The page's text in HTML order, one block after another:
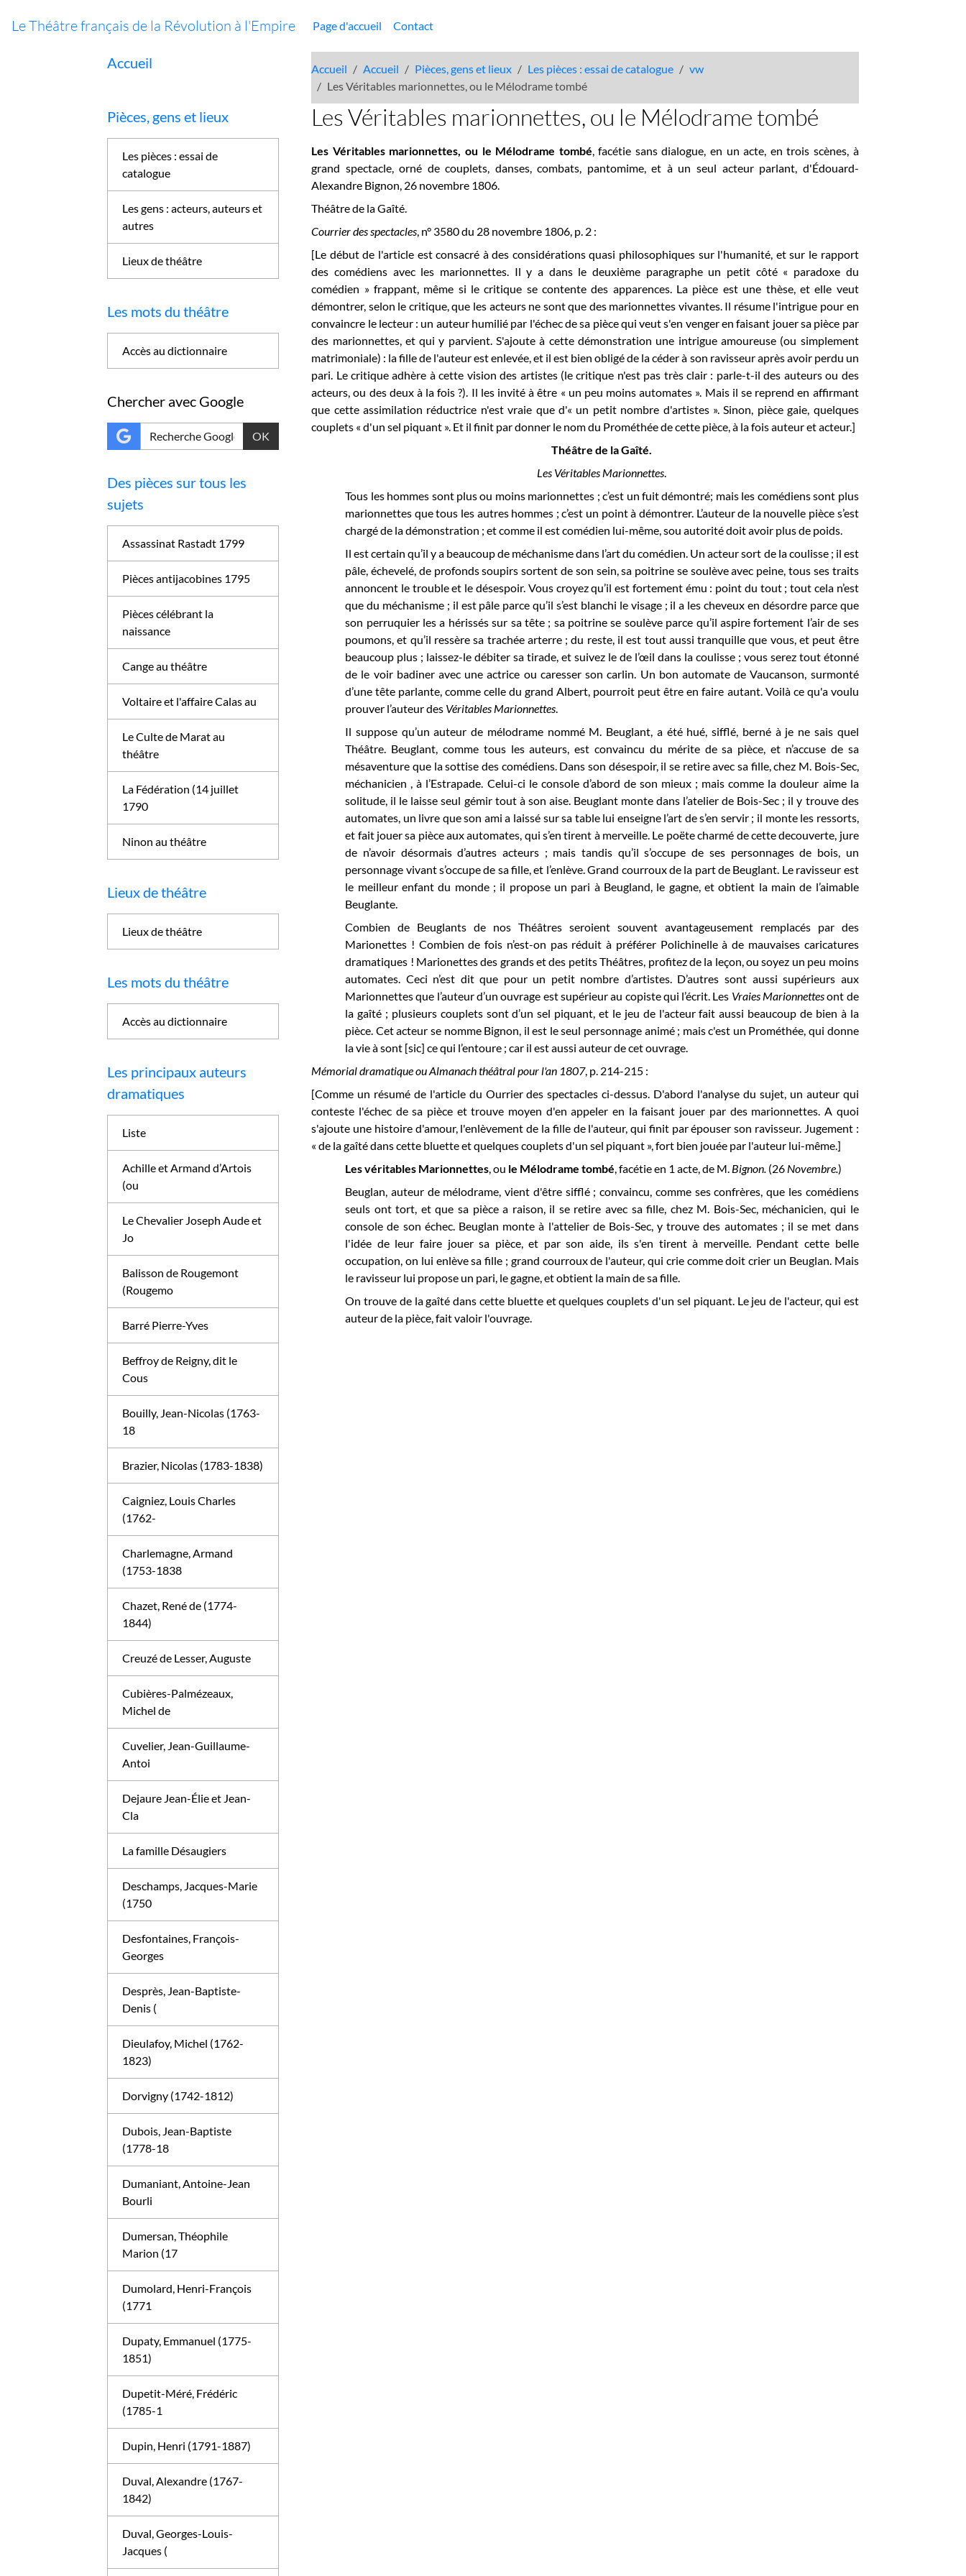
Le Théâtre français de la Révolution à l'Empire Page d'accueil Contact
Accueil Accueil Pièces, gens et lieux Les pièces : essai de catalogue
vw
Les Véritables marionnettes, ou le Mélodrame tombé
Les Véritables marionnettes, ou le Mélodrame tombé
Les Véritables marionnettes, ou le Mélodrame tombé, facétie sans dialogue, en un acte, en trois scènes, à
grand spectacle, orné de couplets, danses, combats, pantomime, et à un seul acteur parlant, d'Édouard-
Alexandre Bignon, 26 novembre 1806.
Théâtre de la Gaîté.
Courrier des spectacles, n° 3580 du 28 novembre 1806, p. 2 :
[Le début de l'article est consacré à des considérations quasi philosophiques sur l'humanité, et sur le rapport
des comédiens avec les marionnettes. Il y a dans le deuxième paragraphe un petit côté « paradoxe du
comédien » frappant, même si le critique se contente des apparences. La pièce est une thèse, et elle veut
démontrer, selon le critique, que les acteurs ne sont que des marionnettes vivantes. Il résume l'intrigue pour en
convaincre le lecteur : un auteur humilié par l'échec de sa pièce qui veut s'en venger en faisant jouer sa pièce par
des marionnettes, et qui y parvient. S'ajoute à cette démonstration une intrigue amoureuse (ou simplement
matrimoniale) : la fille de l'auteur est enlevée, et il est bien obligé de la céder à son ravisseur après avoir perdu un
pari. Le critique adhère à cette vision des artistes (le critique n'est pas très clair : parle-t-il des auteurs ou des
acteurs, ou des deux à la fois ?). Il les invité à être « un peu moins automates ». Mais il se reprend en affirmant
que cette assimilation réductrice n'est vraie que d'« un petit nombre d'artistes ». Sinon, pièce gaie, quelques
couplets « d'un sel piquant ». Et il finit par donner le nom du Prométhée de cette pièce, à la fois auteur et acteur.]
Théâtre de la Gaîté.
Les Véritables Marionnettes.
Tous les hommes sont plus ou moins marionnettes ; c’est un fuit démontré; mais les comédiens sont plus
marionnettes que tous les autres hommes ; c’est un point à démontrer. L’auteur de la nouvelle pièce s’est
chargé de la démonstration ; et comme il est comédien lui-même, sou autorité doit avoir plus de poids.
Il est certain qu’il y a beaucoup de méchanisme dans l’art du comédien. Un acteur sort de la coulisse ; il est
pâle, échevelé, de profonds soupirs sortent de son sein, sa poitrine se soulève avec peine, tous ses traits
annoncent le trouble et le désespoir. Vous croyez qu’il est fortement ému : point du tout ; tout cela n’est
que du méchanisme ; il est pâle parce qu’il s’est blanchi le visage ; il a les cheveux en désordre parce que
son perruquier les a hérissés sur sa tête ; sa poitrine se soulève parce qu’il aspire fortement l’air de ses
poumons, et qu’il ressère sa trachée arterre ; du reste, il est tout aussi tranquille que vous, et peut être
beaucoup plus ; laissez-le débiter sa tirade, et suivez le de l’œil dans la coulisse ; vous serez tout étonné
de le voir badiner avec une actrice ou caresser son carlin. Un bon automate de Vaucanson, surmonté
d’une tête parlante, comme celle du grand Albert, pourroit peut être en faire autant. Voilà ce qu'a voulu
prouver l’auteur des Véritables Marionnettes.
Il suppose qu’un auteur de mélodrame nommé M. Beuglant, a été hué, sifflé, berné à je ne sais quel
Théâtre. Beuglant, comme tous les auteurs, est convaincu du mérite de sa pièce, et n’accuse de sa
mésaventure que la sottise des comédiens. Dans son désespoir, il se retire avec sa fille, chez M. Bois-Sec,
méchanicien , à l’Estrapade. Celui-ci le console d’abord de son mieux ; mais comme la douleur aime la
solitude, il le laisse seul gémir tout à son aise. Beuglant monte dans l’atelier de Bois-Sec ; il y trouve des
automates, un livre que son ami a laissé sur sa table lui enseigne l’art de s’en servir ; il monte les ressorts,
et fait jouer sa pièce aux automates, qui s’en tirent à merveille. Le poëte charmé de cette decouverte, jure
de n’avoir désormais d’autres acteurs ; mais tandis qu’il s’occupe de ses personnages de bois, un
personnage vivant s’occupe de sa fille, et l’enlève. Grand courroux de la part de Beuglant. Le ravisseur est
le meilleur enfant du monde ; il propose un pari à Beugland, le gagne, et obtient la main de l’aimable
Beuglante.
Combien de Beuglants de nos Théâtres seroient souvent avantageusement remplacés par des
Marionettes ! Combien de fois n’est-on pas réduit à préférer Polichinelle à de mauvaises caricatures
dramatiques ! Marionettes des grands et des petits Théâtres, profitez de la leçon, ou soyez un peu moins
automates. Ceci n’est dit que pour un petit nombre d’artistes. D’autres sont aussi supérieurs aux
Marionnettes que l’auteur d’un ouvrage est supérieur au copiste qui l’écrit. Les Vraies Marionnettesont de
la gaîté ; plusieurs couplets sont d’un sel piquant, et le jeu de l'acteur fait aussi beaucoup de bien à la
pièce. Cet acteur se nomme Bignon, il est le seul personnage animé ; mais c'est un Prométhée, qui donne
la vie à sont [sic] ce qui l’entoure ; car il est aussi auteur de cet ouvrage.
Mémorial dramatique ou Almanach théâtral pour l'an 1807, p. 214-215 :
[Comme un résumé de l'article du Ourrier des spectacles ci-dessus. D'abord l'analyse du sujet, un auteur qui
conteste l'échec de sa pièce et trouve moyen d'en appeler en la faisant jouer par des marionnettes. A quoi
s'ajoute une histoire d'amour, l'enlèvement de la fille de l'auteur, qui finit par épouser son ravisseur. Jugement :
« de la gaîté dans cette bluette et quelques couplets d'un sel piquant », fort bien jouée par l'auteur lui-même.]
Les véritables Marionnettes, ou le Mélodrame tombé, facétie en 1 acte, de M. Bignon. (26 Novembre.)
Beuglan, auteur de mélodrame, vient d'être sifflé ; convaincu, comme ses confrères, que les comédiens
seuls ont tort, et que sa pièce a raison, il se retire avec sa fille, chez M. Bois-Sec, méchanicien, qui le
console de son échec. Beuglan monte à l'attelier de Bois-Sec, y trouve des automates ; il se met dans
l'idée de leur faire jouer sa pièce, et par son aide, ils s'en tirent à merveille. Pendant cette belle
occupation, on lui enlève sa fille ; grand courroux de l'auteur, qui crie comme doit crier un Beuglan. Mais
le ravisseur lui propose un pari, le gagne, et obtient la main de sa fille.
On trouve de la gaîté dans cette bluette et quelques couplets d'un sel piquant. Le jeu de l'acteur, qui est
auteur de la pièce, fait valoir l'ouvrage.
Accueil
Pièces, gens et lieux
Les pièces : essai de
catalogue
Les gens : acteurs, auteurs et
autres
Lieux de théâtre
Les mots du théâtre
Accès au dictionnaire
Chercher avec Google
OK
Des pièces sur tous les
sujets
Assassinat Rastadt 1799
Pièces antijacobines 1795
Pièces célébrant la
naissance
Cange au théâtre
Voltaire et l'affaire Calas au
Le Culte de Marat au
théâtre
La Fédération (14 juillet
1790
Ninon au théâtre
Lieux de théâtre
Lieux de théâtre
Les mots du théâtre
Accès au dictionnaire
Les principaux auteurs
dramatiques
Liste
Achille et Armand d’Artois
(ou
Le Chevalier Joseph Aude et
Jo
Balisson de Rougemont
(Rougemo
Barré Pierre-Yves
Beffroy de Reigny, dit le
Cous
Bouilly, Jean-Nicolas (1763-
18
Brazier, Nicolas (1783-1838)
Caigniez, Louis Charles
(1762-
Charlemagne, Armand
(1753-1838
Chazet, René de (1774-
1844)
Creuzé de Lesser, Auguste
Cubières-Palmézeaux,
Michel de
Cuvelier, Jean-Guillaume-
Antoi
Dejaure Jean-Élie et Jean-
Cla
La famille Désaugiers
Deschamps, Jacques-Marie
(1750
Desfontaines, François-
Georges
Desprès, Jean-Baptiste-
Denis (
Dieulafoy, Michel (1762-
1823)
Dorvigny (1742-1812)
Dubois, Jean-Baptiste
(1778-18
Dumaniant, Antoine-Jean
Bourli
Dumersan, Théophile
Marion (17
Dumolard, Henri-François
(1771
Dupaty, Emmanuel (1775-
1851)
Dupetit-Méré, Frédéric
(1785-1
Dupin, Henri (1791-1887)
Duval, Alexandre (1767-
1842)
Duval, Georges-Louis-
Jacques (